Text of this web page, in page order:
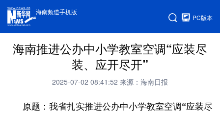
海南频道手机版
PC版本
海南推进公办中小学教室空调“应装尽
装、应开尽开”
2025-07-02 08:41:52 来源：海南日报
原题：我省扎实推进公办中小学教室空调“应装尽